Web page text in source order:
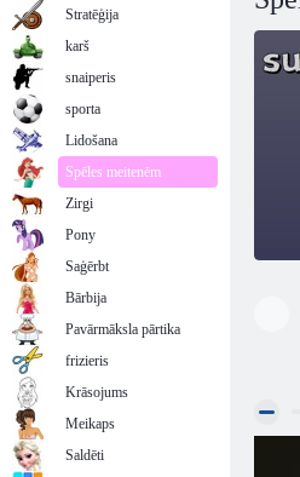
Stratēģija
karš
snaiperis
sporta
Lidošana
Spēles meitenēm
Zirgi
Pony
Saģērbt
Bārbija
Pavārmāksla pārtika
frizieris
Krāsojums
Meikaps
Saldēti